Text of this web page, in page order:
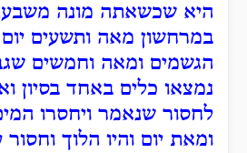
היא שכשאתה מונה
במרחשון מאה ותשעים
הגשמים ומאה וחמשים
נמצאו כלים באחד בסיון
לחסור שנאמר ויחסרו
ומאת יום והיו הלוך